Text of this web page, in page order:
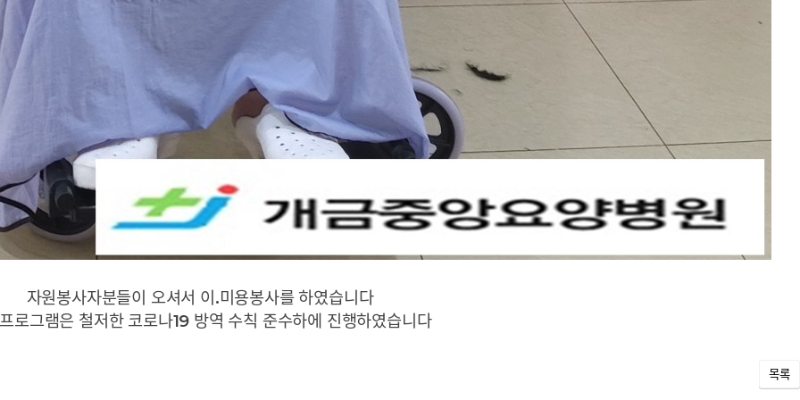
자원봉사자분들이 오셔서 이.미용봉사를 하였습니다
로그램은 철저한 코로나19 방역 수칙 준수하에 진행하였습니다
목록